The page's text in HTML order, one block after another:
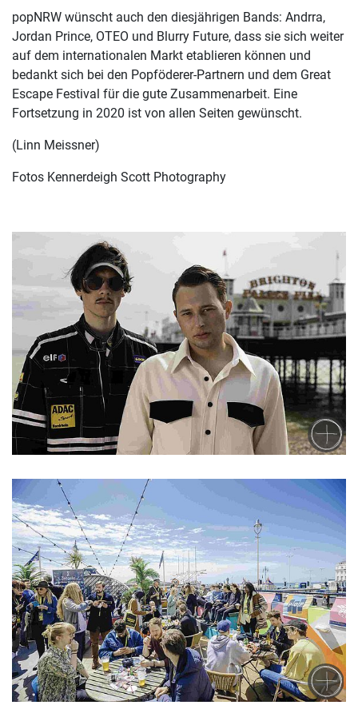
popNRW wünscht auch den diesjährigen Bands: Andrra,
Jordan Prince, OTEO und Blurry Future, dass sie sich weiter
auf dem internationalen Markt etablieren können und
bedankt sich bei den Popföderer-Partnern und dem Great
Escape Festival für die gute Zusammenarbeit. Eine
Fortsetzung in 2020 ist von allen Seiten gewünscht.
(Linn Meissner)
Fotos Kennerdeigh Scott Photography